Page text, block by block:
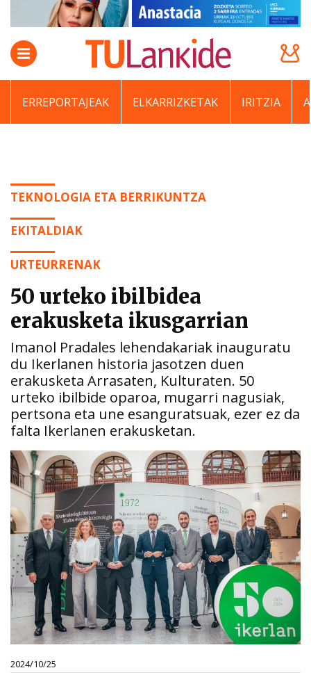
ERREPORTAJEAK ELKARRIZKETAK IRITZIA
TEKNOLOGIA ETA BERRIKUNTZA
EKITALDIAK
URTEURRENAK
50 urteko ibilbidea
erakusketa ikusgarrian
Imanol Pradales lehendakariak inauguratu
du Ikerlanen historia jasotzen duen
erakusketa Arrasaten, Kulturaten. 50
urteko ibilbide oparoa, mugarri nagusiak,
pertsona eta une esanguratsuak, ezer ez da
falta Ikerlanen erakusketan.
2024/10/25